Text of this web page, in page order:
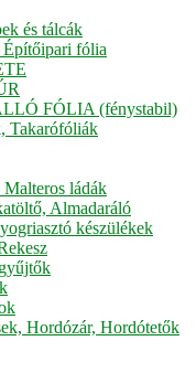
és tálcák
fólia
FÓLIA (fénystabil)
Takarófóliák
Malteros ládák
Almadaráló
készülékek
Hordózár, Hordótetők